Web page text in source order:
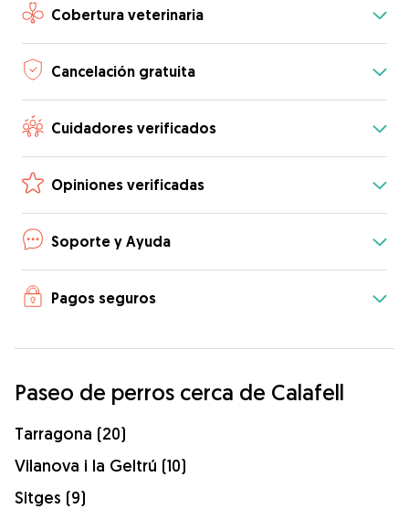
Cobertura veterinaria
Cancelación gratuita
Cuidadores verificados
Opiniones verificadas
Soporte y Ayuda
Pagos seguros
Paseo de perros cerca de Calafell
Tarragona (20)
Vilanova i la Geltrú (10)
Sitges (9)